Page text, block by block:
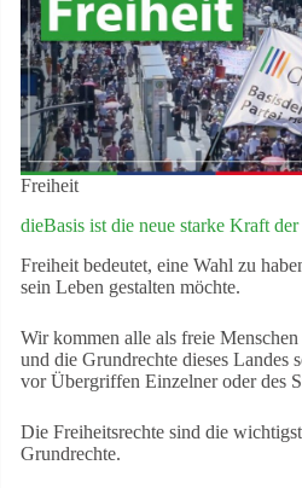
Freiheit
dieBasis ist die neue starke Kraft
Freiheit bedeutet, eine Wahl zu
sein Leben gestalten möchte.
Wir kommen alle als freie
und die Grundrechte dieses Landes
vor Übergriffen Einzelner oder des
Die Freiheitsrechte sind die
Grundrechte.